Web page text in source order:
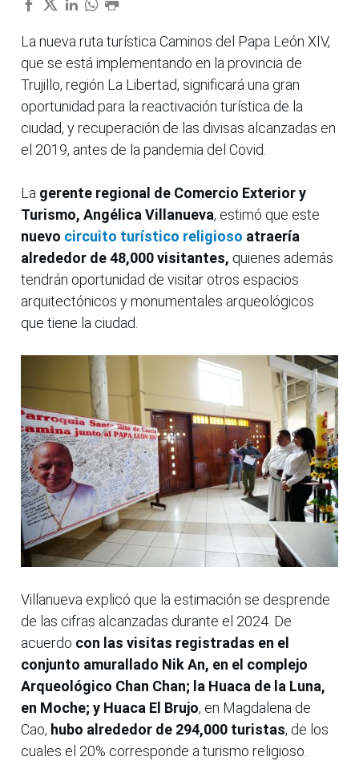
La nueva ruta turística Caminos del Papa León XIV,
que se está implementando en la provincia de
Trujillo, región La Libertad, significará una gran
oportunidad para la reactivación turística de la
ciudad, y recuperación de las divisas alcanzadas en
el 2019, antes de la pandemia del Covid.
La gerente regional de Comercio Exterior y
Turismo, Angélica Villanueva, estimó que este
nuevo circuito turístico religioso atraería
alrededor de 48,000 visitantes, quienes además
tendrán oportunidad de visitar otros espacios
arquitectónicos y monumentales arqueológicos
que tiene la ciudad.
Villanueva explicó que la estimación se desprende
de las cifras alcanzadas durante el 2024. De
acuerdo con las visitas registradas en el
conjunto amurallado Nik An, en el complejo
Arqueológico Chan Chan; la Huaca de la Luna,
en Moche; y Huaca El Brujo, en Magdalena de
Cao, hubo alrededor de 294,000 turistas, de los
cuales el 20% corresponde a turismo religioso.